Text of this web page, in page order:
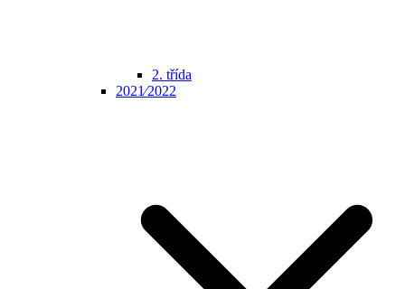
2. třída
2021⁄2022